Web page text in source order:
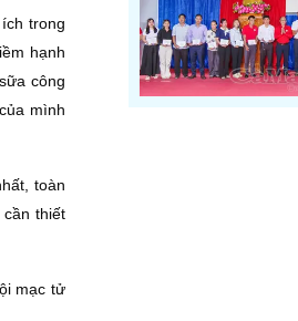
trong
hạnh
công
mình
toàn
thiết
mạc tử